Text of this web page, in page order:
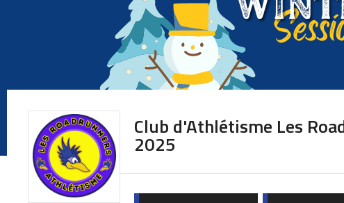
Club d'Athlétisme Les
2025